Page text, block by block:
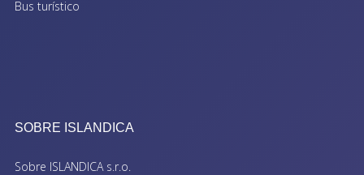
Bus turístico
SOBRE ISLANDICA
Sobre ISLANDICA s.r.o.